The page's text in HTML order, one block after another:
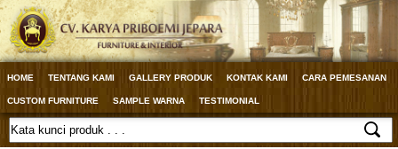
HOME TENTANG KAMI GALLERY PRODUK KONTAK KAMI CARA PEMESANAN
CUSTOM FURNITURE SAMPLE WARNA TESTIMONIAL